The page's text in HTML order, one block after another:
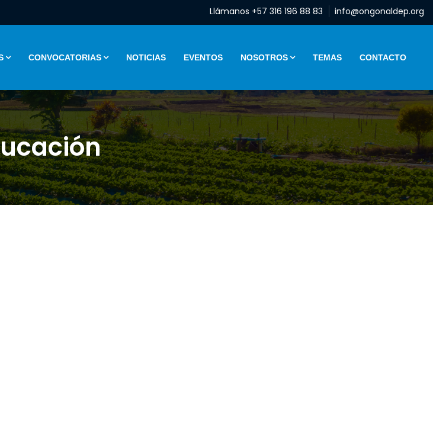
Llámanos +57 316 196 88 83 info@ongonaldep.org
CONVOCATORIAS NOTICIAS EVENTOS NOSOTROS TEMAS CONTACTO